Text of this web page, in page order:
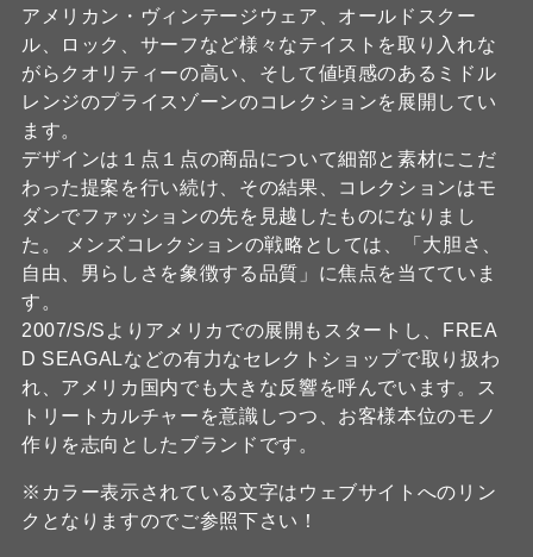
アメリカン・ヴィンテージウェア、オールドスクー
ル、ロック、サーフなど様々なテイストを取り入れな
がらクオリティーの高い、そして値頃感のあるミドル
レンジのプライスゾーンのコレクションを展開してい
ます。
デザインは１点１点の商品について細部と素材にこだ
わった提案を行い続け、その結果、コレクションはモ
ダンでファッションの先を見越したものになりまし
た。 メンズコレクションの戦略としては、「大胆さ、
自由、男らしさを象徴する品質」に焦点を当てていま
す。
2007/S/Sよりアメリカでの展開もスタートし、FREA
D SEAGALなどの有力なセレクトショップで取り扱わ
れ、アメリカ国内でも大きな反響を呼んでいます。ス
トリートカルチャーを意識しつつ、お客様本位のモノ
作りを志向としたブランドです。
※カラー表示されている文字はウェブサイトへのリン
クとなりますのでご参照下さい！